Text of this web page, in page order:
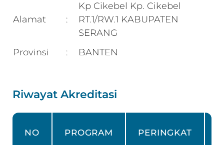
Alamat :
Kp Cikebel Kp. Cikebel
RT.1/RW.1 KABUPATEN
SERANG
Provinsi
: BANTEN
Riwayat Akreditasi
NO PROGRAM PERINGKAT